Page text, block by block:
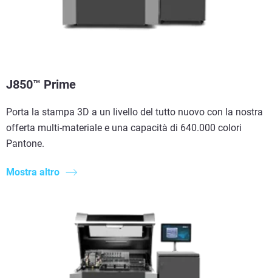
J850™ Prime
Porta la stampa 3D a un livello del tutto nuovo con la nostra
offerta multi-materiale e una capacità di 640.000 colori
Pantone.
Mostra altro